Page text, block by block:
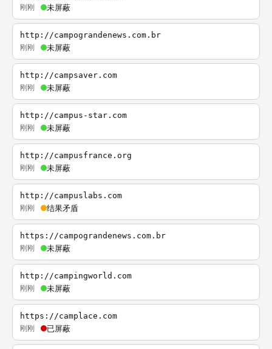
刚刚 未屏蔽
http://campograndenews.com.br
刚刚 未屏蔽
http://campsaver.com
刚刚 未屏蔽
http://campus-star.com
刚刚 未屏蔽
http://campusfrance.org
刚刚 未屏蔽
http://campuslabs.com
刚刚 结果矛盾
https://campograndenews.com.br
刚刚 未屏蔽
http://campingworld.com
刚刚 未屏蔽
https://camplace.com
刚刚 已屏蔽